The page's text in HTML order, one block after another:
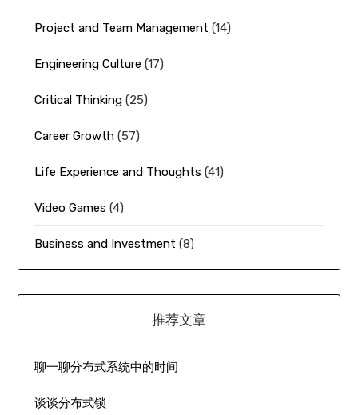
Project and Team Management (14)
Engineering Culture (17)
Critical Thinking (25)
Career Growth (57)
Life Experience and Thoughts (41)
Video Games (4)
Business and Investment (8)
推荐文章
聊一聊分布式系统中的时间
谈谈分布式锁